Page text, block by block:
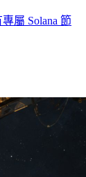
屬 Solana 節